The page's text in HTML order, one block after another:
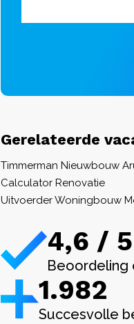
Gerelateerde
Timmerman Nieuwbouw
Calculator Renovatie
Uitvoerder Woningbouw
4,6 / 5
Beoordeling
1.982
Succesvolle